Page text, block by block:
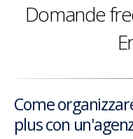
Domande
Come
plus con